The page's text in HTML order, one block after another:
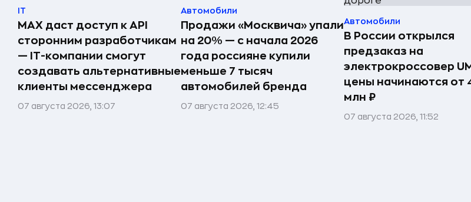
IT
MAX даст доступ к API
сторонним разработчикам
— IT-компании смогут
создавать альтернативные
клиенты мессенджера
07 августа 2026, 13:07
Автомобили
Продажи «Москвича» упали
на 20% — с начала 2026
года россияне купили
меньше 7 тысяч
автомобилей бренда
07 августа 2026, 12:45
Автомобили
В России открылся
предзаказ на
электрокроссовер
цены начинаются от
млн ₽
07 августа 2026, 11:52